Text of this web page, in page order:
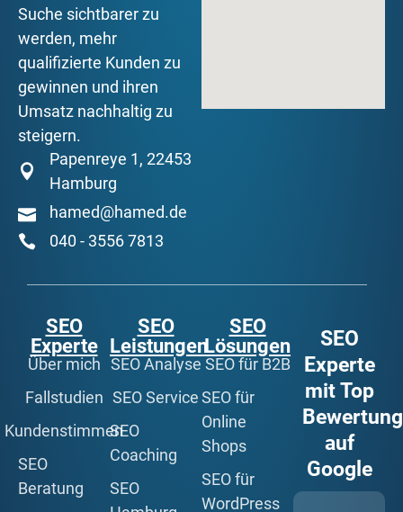
Suche sichtbarer zu
werden, mehr
qualifizierte Kunden zu
gewinnen und ihren
Umsatz nachhaltig zu
steigern.
Papenreye 1, 22453
Hamburg
hamed@hamed.de
040 - 3556 7813
SEO
Experte
Über mich
Fallstudien
Kundenstimmen
SEO
Beratung
SEO
Leistungen
SEO Analyse
SEO Service
SEO
Coaching
SEO
SEO
Lösungen
SEO für B2B
SEO für
Online
Shops
SEO für
WordPress
SEO
Experte
mit Top
auf
Google